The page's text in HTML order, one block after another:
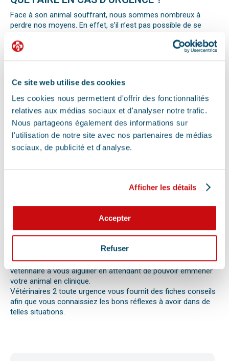
Ce site web utilise des cookies
Les cookies nous permettent d'offrir des fonctionnalités
relatives aux médias sociaux et d'analyser notre trafic.
Nous partageons également des informations sur
l'utilisation de notre site avec nos partenaires de médias
sociaux, de publicité et d'analyse.
Afficher les détails
Accepter
Refuser
Face à son animal souffrant, nous sommes nombreux à
perdre nos moyens. En effet, s’il n’est pas possible de se
peuvent être salvateurs.
Ainsi, le premier réflexe à avoir dans une telle situation est de
également de ne pas paniquer et de vous assurer de la
sécurité de votre animal pour ne pas empirer la situation.
Pour pouvoir détecter un mal-être chez son animal et décrire
la situation à un professionnel, il faut faire attention aux
signaux. Tout comportement anormal ou abattement doit
vous alerter.
Les difficultés respiratoires, pertes de conscience, les
perte d’appétit soudaine sont autant de signes visibles que
votre compagnon. Il peut s’agir en effet d’un épillet, d’une
réaction allergique avec œdème de Quincke, d’une intoxication
ou envenimation, d’un syndrome dilatation torsion de
l’estomac chez le chien, d’une mise bas, d’une infection
utérine ou pyomètre, une paralysie, etc.
Bien observer et détecter ces symptômes aidera votre
vétérinaire à vous aiguiller en attendant de pouvoir emmener
votre animal en clinique.
Vétérinaires 2 toute urgence vous fournit des fiches conseils
afin que vous connaissiez les bons réflexes à avoir dans de
telles situations.